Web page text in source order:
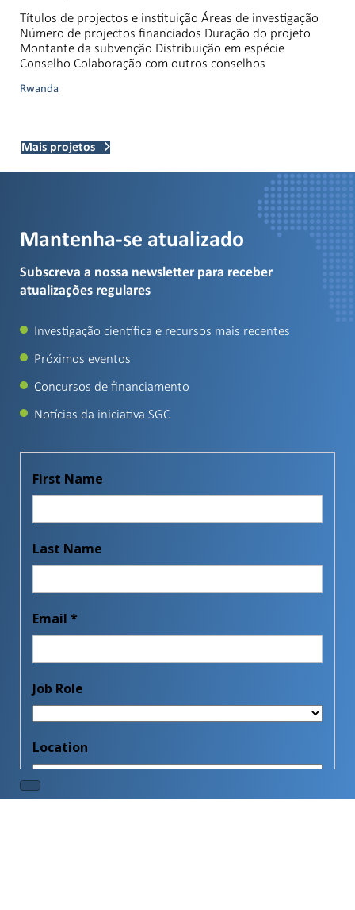
Títulos de projectos e instituição Áreas de investigação
Número de projectos financiados Duração do projeto
Montante da subvenção Distribuição em espécie
Conselho Colaboração com outros conselhos
Rwanda
Mais projetos
Mantenha-se atualizado
Subscreva a nossa newsletter para receber
atualizações regulares
Investigação científica e recursos mais recentes
Próximos eventos
Concursos de financiamento
Notícias da iniciativa SGC